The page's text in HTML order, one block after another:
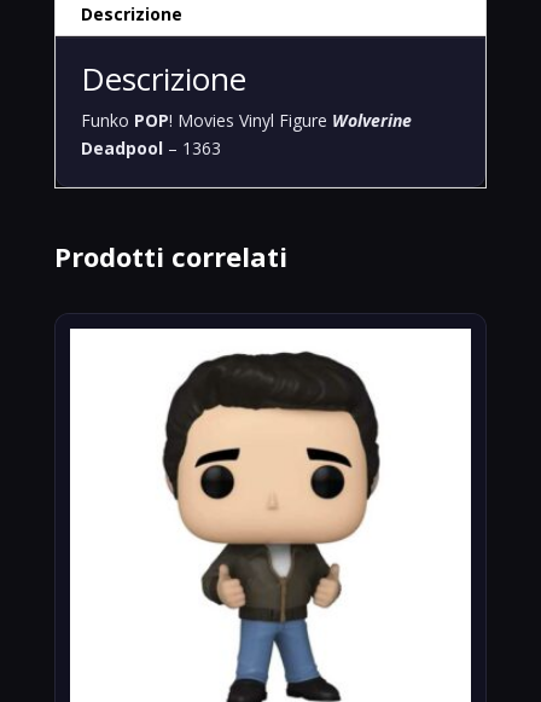
Descrizione
Descrizione
Funko POP! Movies Vinyl Figure Wolverine
Deadpool– 1363
Prodotti correlati